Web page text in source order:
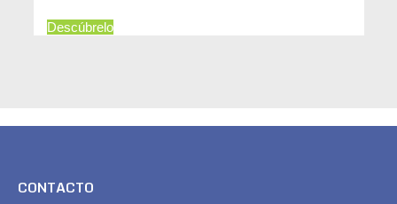
Descúbrelo
CONTACTO